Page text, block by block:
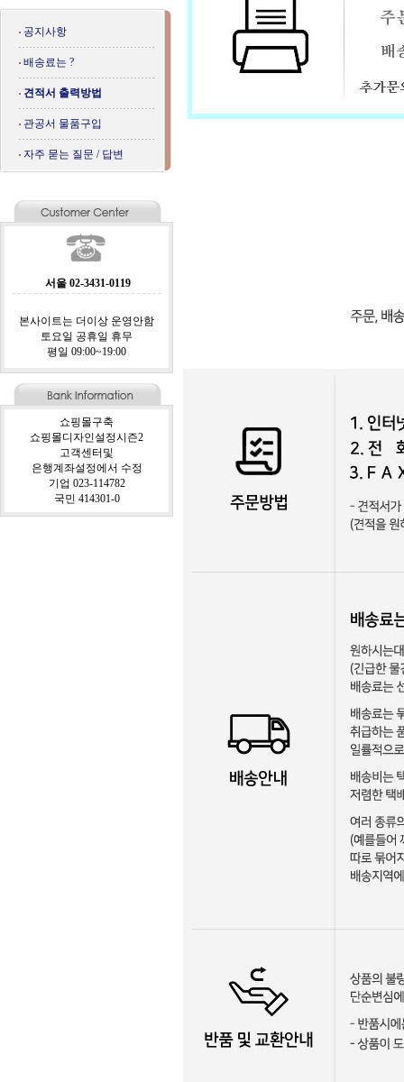
공지사항
배송료는 ?
견적서 출력방법
관공서 물품구입
자주 묻는 질문 / 답변
서울 02-3431-0119
본사이트는 더이상 운영안함
토요일 공휴일 휴무
평일 09:00~19:00
쇼핑몰구축
쇼핑몰디자인설정시즌2
고객센터및
은행계좌설정에서 수정
기업 023-114782
국민 414301-0